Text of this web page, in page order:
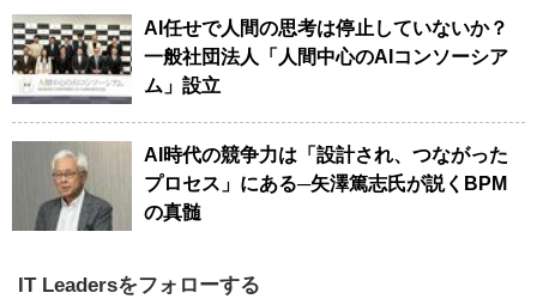
AI任せで人間の思考は停止していないか？
一般社団法人「人間中心のAIコンソーシア
ム」設立
AI時代の競争力は「設計され、つながった
プロセス」にある─矢澤篤志氏が説くBPM
の真髄
IT Leadersをフォローする